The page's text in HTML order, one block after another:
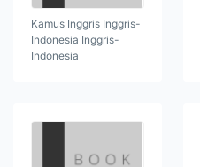
Kamus Inggris Inggris-
Indonesia Inggris-
Indonesia